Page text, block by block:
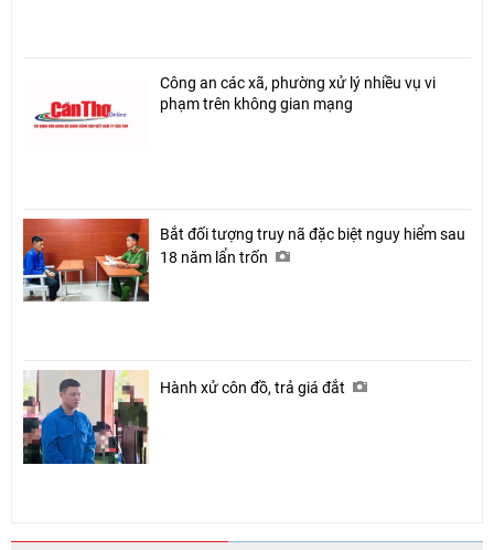
Công an các xã, phường xử lý nhiều vụ vi
phạm trên không gian mạng
Bắt đối tượng truy nã đặc biệt nguy hiểm sau
18 năm lẩn trốn
Hành xử côn đồ, trả giá đắt